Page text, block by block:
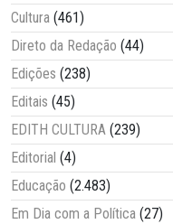
Cultura (461)
Direto da Redação (44)
Edições (238)
Editais (45)
EDITH CULTURA (239)
Editorial (4)
Educação (2.483)
Em Dia com a Política (27)